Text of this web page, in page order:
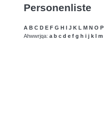
Personenliste
A B C D E F G H I J K L M N O P
Ahwwrjqa: a b c d e f g h i j k l m